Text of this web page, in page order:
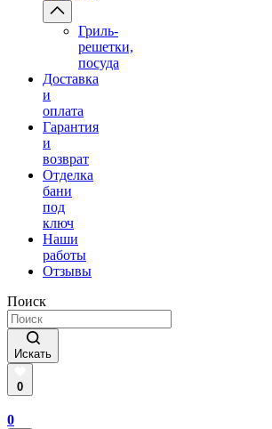
Гриль-
решетки,
посуда
Доставка
и
оплата
Гарантия
и
возврат
Отделка
бани
под
ключ
Наши
работы
Отзывы
Поиск
Искать
0
0